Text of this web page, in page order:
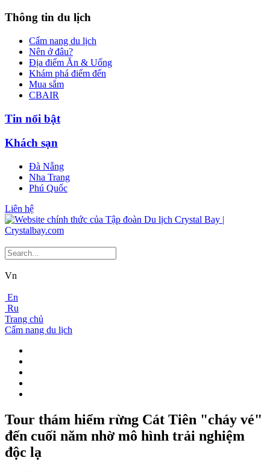
Thông tin du lịch
Cẩm nang du lịch
Nên ở đâu?
Địa điểm Ăn & Uống
Khám phá điểm đến
Mua sắm
CBAIR
Tin nổi bật
Khách sạn
Đà Nẵng
Nha Trang
Phú Quốc
Liên hệ
Vn
En
Ru
Trang chủ
Cẩm nang du lịch
Tour thám hiểm rừng Cát Tiên "cháy vé"
đến cuối năm nhờ mô hình trải nghiệm
độc lạ